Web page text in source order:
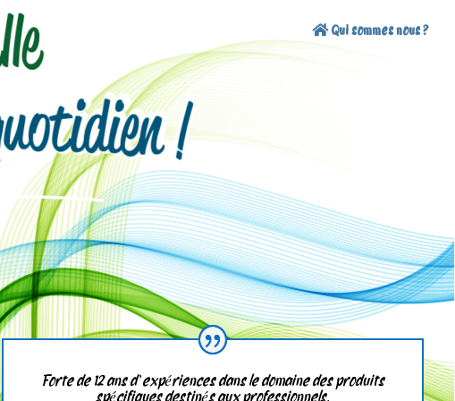
Qui sommes nous ?
Forte de 12 ans d’expériences dans le domaine des produits